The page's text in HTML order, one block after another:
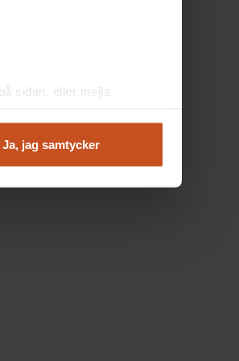
sidan, eller mejla
Ja, jag samtycker